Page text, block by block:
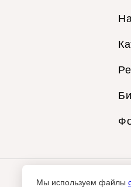
Мы используем файлы